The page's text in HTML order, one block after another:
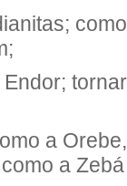
a
a